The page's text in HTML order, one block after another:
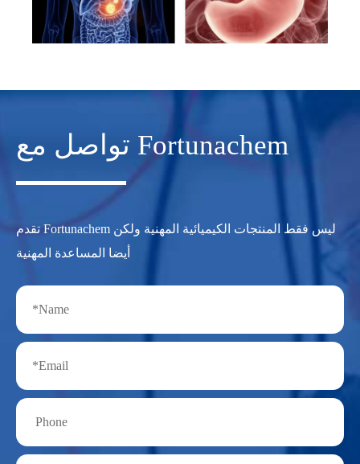
تواصل مع Fortunachem
تقدم Fortunachem ليس فقط المنتجات الكيميائية المهنية ولكن
أيضا المساعدة المهنية